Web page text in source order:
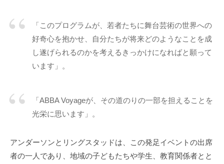
「このプログラムが、若者たちに舞台芸術の世界への
好奇心を抱かせ、自分たちが将来どのようなことを成
し遂げられるのかを考えるきっかけになればと願って
います」。
「ABBA Voyageが、その道のりの一部を担えることを
光栄に思います」。
アンダーソンとリングスタッドは、この発足イベントの出席
者の一人であり、地域の子どもたちや学生、教育関係者とと